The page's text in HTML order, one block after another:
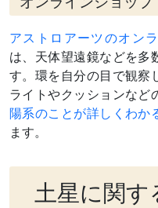
アストロアーツのオン
は、天体望遠鏡などを多
す。環を自分の目で観察
ライトやクッションなど
陽系のことが詳しくわか
ます。
土星に関